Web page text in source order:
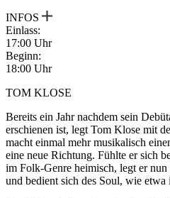
INFOS
Einlass:
17:00 Uhr
Beginn:
18:00 Uhr
TOM KLOSE
Bereits ein Jahr nachdem sein
erschienen ist, legt Tom Klose mit
macht einmal mehr musikalisch
eine neue Richtung. Fühlte er sich
im Folk-Genre heimisch, legt er
und bedient sich des Soul, wie etwa